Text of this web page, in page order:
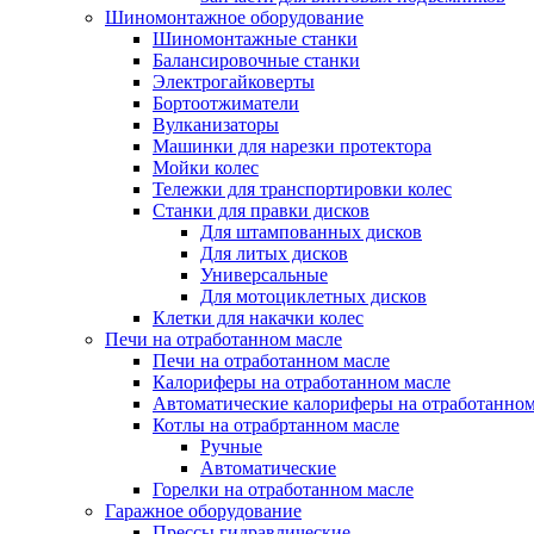
Шиномонтажное оборудование
Шиномонтажные станки
Балансировочные станки
Электрогайковерты
Бортоотжиматели
Вулканизаторы
Машинки для нарезки протектора
Мойки колес
Тележки для транспортировки колес
Станки для правки дисков
Для штампованных дисков
Для литых дисков
Универсальные
Для мотоциклетных дисков
Клетки для накачки колес
Печи на отработанном масле
Печи на отработанном масле
Калориферы на отработанном масле
Автоматические калориферы на
Котлы на отрабртанном масле
Ручные
Автоматические
Горелки на отработанном масле
Гаражное оборудование